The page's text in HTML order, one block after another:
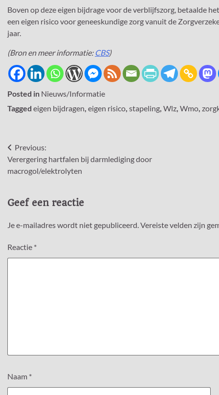
Boven op deze eigen bijdrage voor de verblijfszorg, betaalde
een eigen risico voor geneeskundige zorg vanuit de
jaar.
(Bron en meer informatie: CBS)
Posted in Nieuws/Informatie
Tagged eigen bijdragen, eigen risico, stapeling, Wlz, Wmo,
Bericht
navigatie
Previous:
Verergering hartfalen bij darmlediging door
macrogol/elektrolyten
Geef een reactie
Je e-mailadres wordt niet gepubliceerd.Vereiste velden zijn
Reactie *
Naam *